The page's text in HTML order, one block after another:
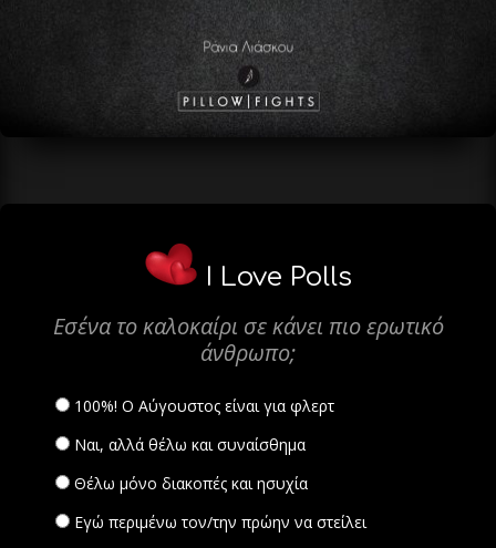
I Love Polls
Εσένα το καλοκαίρι σε κάνει πιο ερωτικό
άνθρωπο;
100%! Ο Αύγουστος είναι για φλερτ
Ναι, αλλά θέλω και συναίσθημα
Θέλω μόνο διακοπές και ησυχία
Εγώ περιμένω τον/την πρώην να στείλει